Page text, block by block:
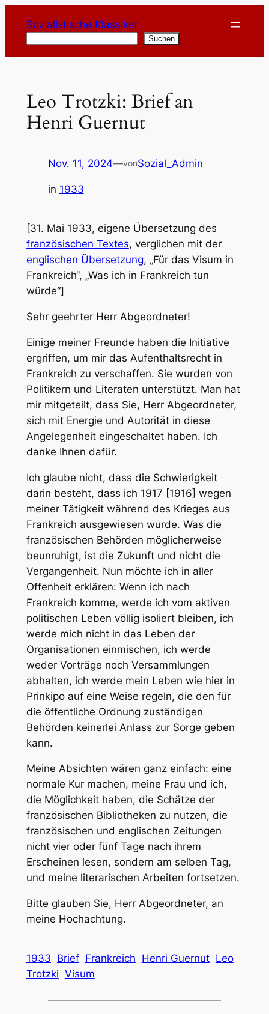
Inhalt
springen
Sozialistische Klassiker
Suchen
Leo Trotzki: Brief an
Henri Guernut
Nov. 11, 2024—vonSozial_Admin
in 1933
[31. Mai 1933, eigene Übersetzung des
französischen Textes, verglichen mit der
englischen Übersetzung, „Für das Visum in
Frankreich“, „Was ich in Frankreich tun
würde“]
Sehr geehrter Herr Abgeordneter!
Einige meiner Freunde haben die Initiative
ergriffen, um mir das Aufenthaltsrecht in
Frankreich zu verschaffen. Sie wurden von
Politikern und Literaten unterstützt. Man hat
mir mitgeteilt, dass Sie, Herr Abgeordneter,
sich mit Energie und Autorität in diese
Angelegenheit eingeschaltet haben. Ich
danke Ihnen dafür.
Ich glaube nicht, dass die Schwierigkeit
darin besteht, dass ich 1917 [1916] wegen
meiner Tätigkeit während des Krieges aus
Frankreich ausgewiesen wurde. Was die
französischen Behörden möglicherweise
beunruhigt, ist die Zukunft und nicht die
Vergangenheit. Nun möchte ich in aller
Offenheit erklären: Wenn ich nach
Frankreich komme, werde ich vom aktiven
politischen Leben völlig isoliert bleiben, ich
werde mich nicht in das Leben der
Organisationen einmischen, ich werde
weder Vorträge noch Versammlungen
abhalten, ich werde mein Leben wie hier in
Prinkipo auf eine Weise regeln, die den für
die öffentliche Ordnung zuständigen
Behörden keinerlei Anlass zur Sorge geben
kann.
Meine Absichten wären ganz einfach: eine
normale Kur machen, meine Frau und ich,
die Möglichkeit haben, die Schätze der
französischen Bibliotheken zu nutzen, die
französischen und englischen Zeitungen
nicht vier oder fünf Tage nach ihrem
Erscheinen lesen, sondern am selben Tag,
und meine literarischen Arbeiten fortsetzen.
Bitte glauben Sie, Herr Abgeordneter, an
meine Hochachtung.
1933 Brief Frankreich Henri Guernut Leo
Trotzki Visum